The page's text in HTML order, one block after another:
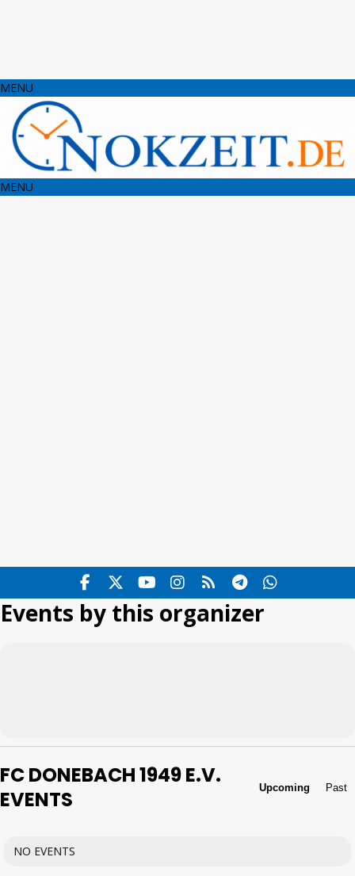
MENU
MENU
Events by this organizer
FC DONEBACH 1949 E.V.
EVENTS
Upcoming Past
NO EVENTS